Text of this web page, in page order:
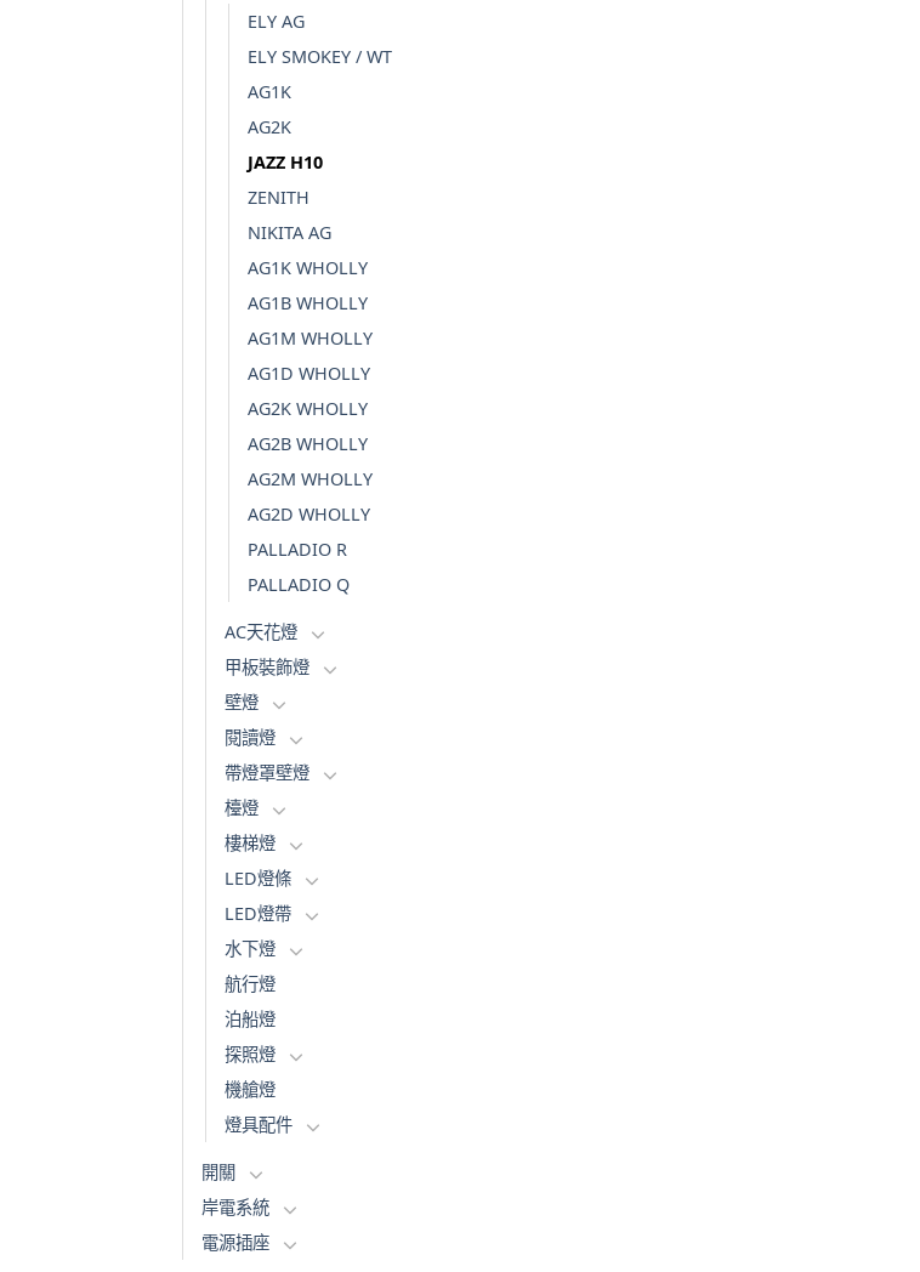
ELY AG
ELY SMOKEY / WT
AG1K
AG2K
JAZZ H10
ZENITH
NIKITA AG
AG1K WHOLLY
AG1B WHOLLY
AG1M WHOLLY
AG1D WHOLLY
AG2K WHOLLY
AG2B WHOLLY
AG2M WHOLLY
AG2D WHOLLY
PALLADIO R
PALLADIO Q
AC天花燈
甲板裝飾燈
壁燈
閱讀燈
帶燈罩壁燈
檯燈
樓梯燈
LED燈條
LED燈帶
水下燈
航行燈
泊船燈
探照燈
機艙燈
燈具配件
開關
岸電系統
電源插座